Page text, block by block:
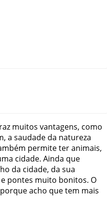
muitos vantagens, como
, a saudade da natureza
permiteteranimais,
cidade. Ainda que
da cidade, da sua
e pontes muito bonitos. O
porqueacho quetem mais